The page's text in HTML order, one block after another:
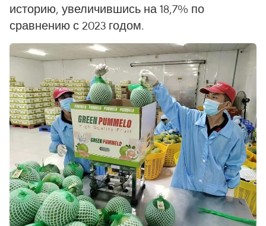
историю, увеличившись на 18,7% по
сравнению с 2023 годом.